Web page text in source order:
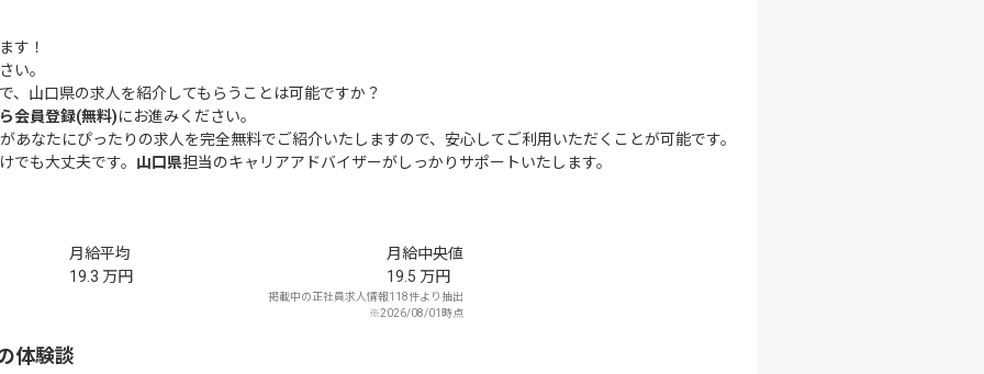
す！
い。
、山口県の求人を紹介してもらうことは可能ですか？
会員登録(無料)にお進みください。
あなたにぴったりの求人を完全無料でご紹介いたしますので、安心してご利用いただくことが可能です。
でも大丈夫です。 山口県担当のキャリアアドバイザーがしっかりサポートいたします。
月給平均
19.3 万円
月給中央値
19.5 万円
掲載中の正社員求人情報118件より抽出
※2026/08/01時点
体験談